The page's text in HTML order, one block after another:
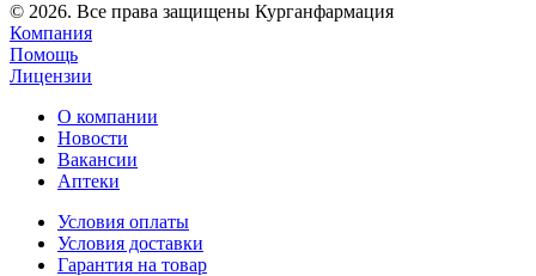
© 2026. Все права защищены Курганфармация
Компания
Помощь
Лицензии
О компании
Новости
Вакансии
Аптеки
Условия оплаты
Условия доставки
Гарантия на товар